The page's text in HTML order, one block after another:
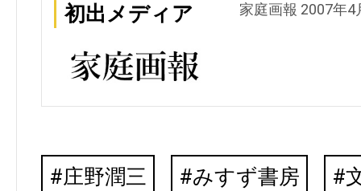
初出メディア 家庭画報 2007年4
庄野潤三 みすず書房